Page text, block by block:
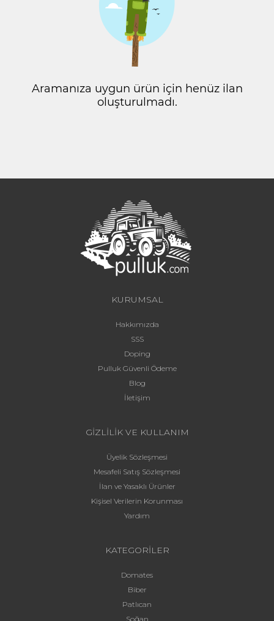
Aramanıza uygun ürün için henüz ilan
oluşturulmadı.
KURUMSAL
Hakkımızda
SSS
Doping
Pulluk Güvenli Ödeme
Blog
İletişim
GİZLİLİK VE KULLANIM
Üyelik Sözleşmesi
Mesafeli Satış Sözleşmesi
İlan ve Yasaklı Ürünler
Kişisel Verilerin Korunması
Yardım
KATEGORİLER
Domates
Biber
Patlıcan
Soğan